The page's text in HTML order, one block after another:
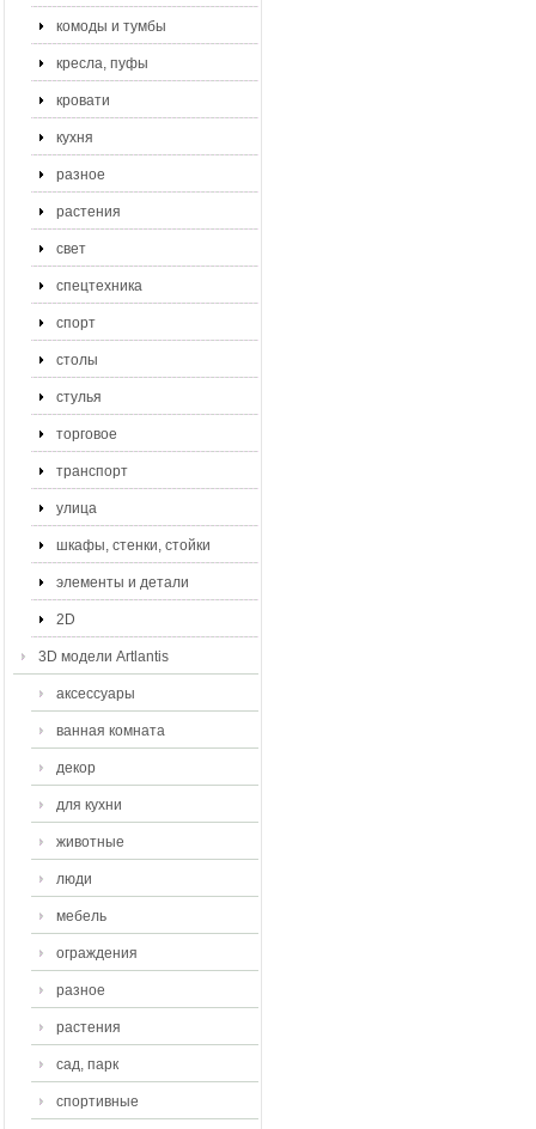
комоды и тумбы
кресла, пуфы
кровати
кухня
разное
растения
свет
спецтехника
спорт
столы
стулья
торговое
транспорт
улица
шкафы, стенки, стойки
элементы и детали
2D
3D модели Artlantis
аксессуары
ванная комната
декор
для кухни
животные
люди
мебель
ограждения
разное
растения
сад, парк
спортивные